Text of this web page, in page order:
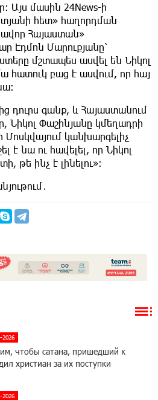
Այս մասին 24News-ի
հետ» հաղորդման
Հայաստան»
Էդմոն Մարուքյանը՝
մշտապես ասվել են Նիկոլ
հատուկ բաց է ասվում, որ հայ
դուրս գանք, և Հայաստանում
Նիկոլ Փաշինյանը կմեղադրի
կանխարգելիչ
է նա ու հավելել, որ Նիկոլ
թե ինչ է լինելու»։
2026
чтобы сатана, пришедший к
христиан за их поступки
2026